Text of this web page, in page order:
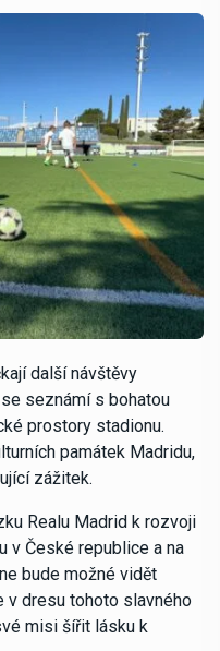
další návštěvy
seznámí s bohatou
prostory stadionu.
památek Madridu,
zážitek.
Realu Madrid k rozvoji
v České republice a na
bude možné vidět
v dresu tohoto slavného
misi šířit lásku k